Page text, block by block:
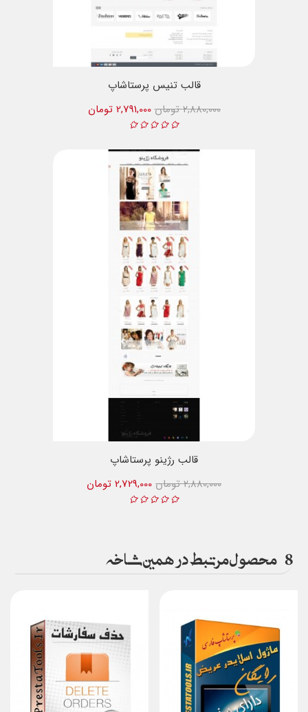
قالب تنیس پرستاشاپ
2,791,000 تومان
2,880,000 تومان
قالب رژینو پرستاشاپ
2,729,000 تومان
2,880,000 تومان
8 محصول مرتبط در همین شاخه